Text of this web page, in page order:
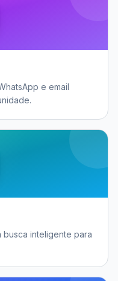
e email
busca inteligente para